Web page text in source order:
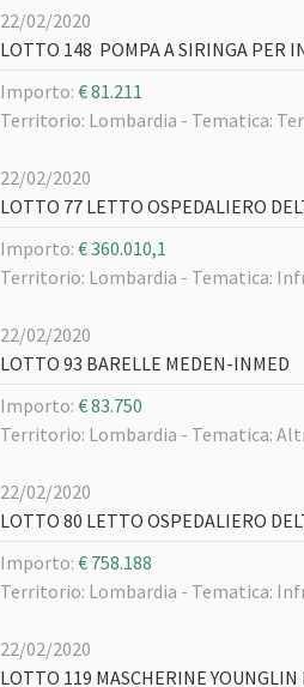
22/02/2020
LOTTO 148 POMPA A SIRINGA PER
Importo: € 81.211
Territorio: Lombardia - Tematica:
22/02/2020
LOTTO 77 LETTO OSPEDALIERO
Importo: € 360.010,1
Territorio: Lombardia - Tematica:
22/02/2020
LOTTO 93 BARELLE MEDEN-INMED
Importo: € 83.750
Territorio: Lombardia - Tematica:
22/02/2020
LOTTO 80 LETTO OSPEDALIERO
Importo: € 758.188
Territorio: Lombardia - Tematica:
22/02/2020
LOTTO 119 MASCHERINE